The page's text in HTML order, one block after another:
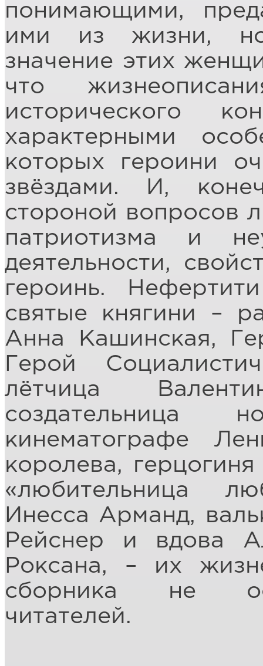
понимающими,
ими из жизни,
значение этих
что
исторического
характерными
которых героини
звёздами. И,
стороной вопросов
патриотизма и
деятельности,
героинь.
святые княгини –
Анна Кашинская,
Герой
лётчица
создательница
кинематографе
королева,
«любительница
Инесса Арманд,
Рейснер и вдова
Роксана, – их
сборника не
читателей.